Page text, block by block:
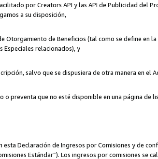
por Creators API y las API de Publicidad del
a su disposición,
Otorgamiento de Beneficios (tal como se define en
Especiales relacionados), y
salvo que se dispusiera de otra manera en el
o preventa que no esté disponible en una página de
esta Declaración de Ingresos por Comisiones y de
Estándar”). Los ingresos por comisiones se